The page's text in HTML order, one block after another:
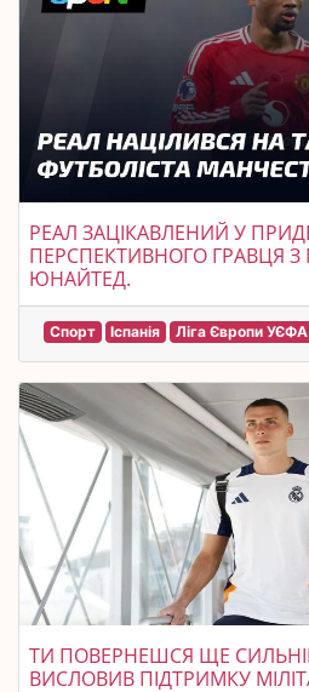
РЕАЛ ЗАЦІКАВЛЕНИЙ У
ПЕРСПЕКТИВНОГО ГРАВЦЯ З
ЮНАЙТЕД.
Спорт Іспанія Ліга Європи УЄФА
ТИ ПОВЕРНЕШСЯ ЩЕ
ВИСЛОВИВ ПІДТРИМКУ